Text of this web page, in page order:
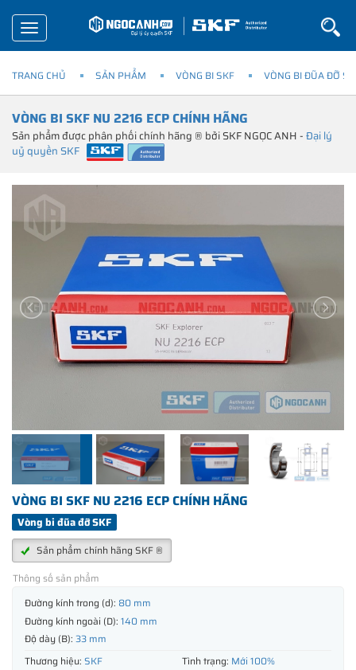
Toggle
navigation
TRANG CHỦ SẢN PHẨM VÒNG BI SKF VÒNG BI ĐŨA ĐỠ
VÒNG BI SKF NU 2216 ECP CHÍNH HÃNG
Sản phẩm được phân phối chính hãng ® bởi SKF NGỌC ANH -Đại lý
uỷ quyền SKF
VÒNG BI SKF NU 2216 ECP CHÍNH HÃNG
Vòng bi đũa đỡ SKF
Sản phẩm chính hãng SKF ®
Thông số sản phẩm
Đường kính trong (d): 80 mm
Đường kính ngoài (D): 140 mm
Độ dày (B): 33 mm
Thương hiệu: SKF Tình trạng: Mới 100%